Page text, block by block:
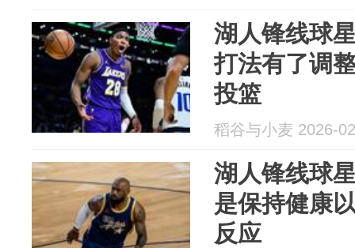
湖人锋线球
打法有了调
投篮
稻谷与小麦 2026-
湖人锋线球
是保持健康
反应